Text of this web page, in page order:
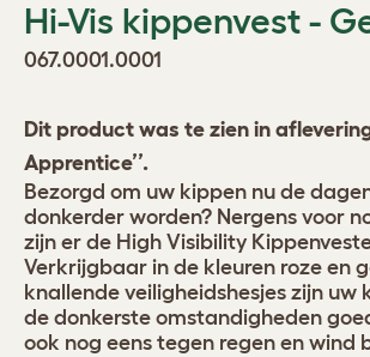
Hi-Vis kippenvest -
067.0001.0001
Dit product was te zien in aflevering
Apprentice’’.
Bezorgd om uw kippen nu de
donkerder worden? Nergens voor
zijn er de High Visibility
Verkrijgbaar in de kleuren roze en
knallende veiligheidshesjes zijn uw
de donkerste omstandigheden
ook nog eens tegen regen en wind